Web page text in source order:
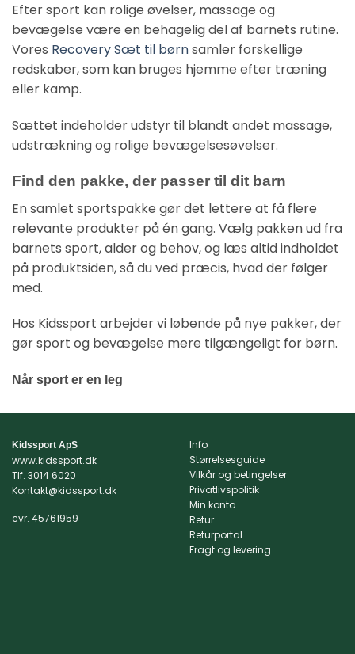
Efter sport kan rolige øvelser, massage og
bevægelse være en behagelig del af barnets rutine.
Vores Recovery Sæt til børnsamler forskellige
redskaber, som kan bruges hjemme efter træning
eller kamp.
Sættet indeholder udstyr til blandt andet massage,
udstrækning og rolige bevægelsesøvelser.
Find den pakke, der passer til dit barn
En samlet sportspakke gør det lettere at få flere
relevante produkter på én gang. Vælg pakken ud fra
barnets sport, alder og behov, og læs altid indholdet
på produktsiden, så du ved præcis, hvad der følger
med.
Hos Kidssport arbejder vi løbende på nye pakker, der
gør sport og bevægelse mere tilgængeligt for børn.
Når sport er en leg
Kidssport ApS
www.kidssport.dk
Tlf. 3014 6020
Kontakt@kidssport.dk
cvr. 45761959
Info
Størrelsesguide
Vilkår og betingelser
Privatlivspolitik
Min konto
Retur
Returportal
Fragt og levering